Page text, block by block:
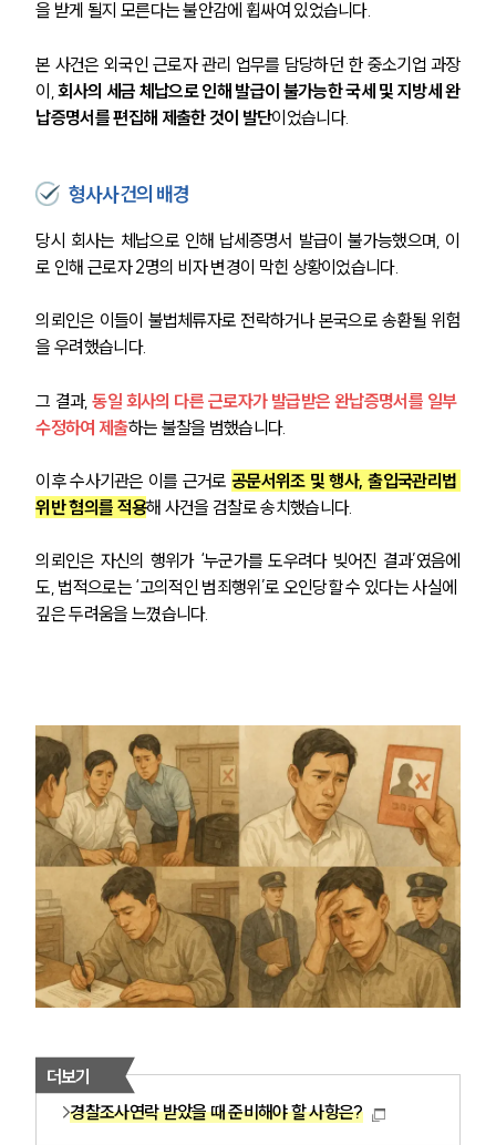
을 받게 될지 모른다는 불안감에 휩싸여 있었습니다.
본 사건은 외국인 근로자 관리 업무를 담당하던 한 중소기업 과장
이, 회사의 세금 체납으로 인해 발급이 불가능한 국세 및 지방세 완
납증명서를 편집해 제출한 것이 발단이었습니다.
형사사건의 배경
당시 회사는 체납으로 인해 납세증명서 발급이 불가능했으며, 이
로 인해 근로자 2명의 비자 변경이 막힌 상황이었습니다.
의뢰인은 이들이 불법체류자로 전락하거나 본국으로 송환될 위험
을 우려했습니다.
그 결과, 동일 회사의 다른 근로자가 발급받은 완납증명서를 일부
수정하여 제출하는 불찰을 범했습니다.
이후 수사기관은 이를 근거로 공문서위조 및 행사, 출입국관리법
위반 혐의를 적용해 사건을 검찰로 송치했습니다.
의뢰인은 자신의 행위가 ‘누군가를 도우려다 빚어진 결과’였음에
도, 법적으로는 ‘고의적인 범죄행위’로 오인당할 수 있다는 사실에
깊은 두려움을 느꼈습니다.
더보기
경찰조사연락 받았을 때 준비해야 할 사항은?